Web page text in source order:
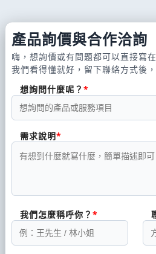
產品詢價與合作洽詢
嗨，想詢價或有問題都可以直接寫
我們看得懂就好，留下聯絡方式後
想詢問什麼呢？
需求說明
我們怎麼稱呼你？